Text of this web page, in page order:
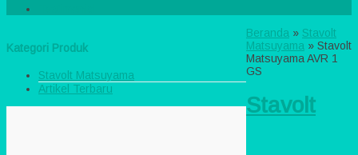
Kategori Produk
Stavolt Matsuyama
Artikel Terbaru
Beranda » Stavolt
Matsuyama » Stavolt
Matsuyama AVR 1
GS
Stavolt